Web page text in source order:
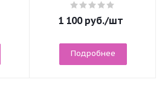
1 100руб./шт
Подробнее